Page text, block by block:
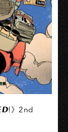
》2nd